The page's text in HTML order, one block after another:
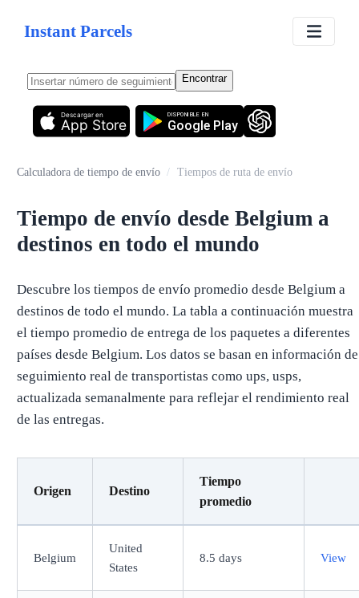
Instant Parcels
Encontrar
App Store
Descargar en
Google Play
DISPONIBLE EN
Calculadora de tiempo de envío / Tiempos de ruta de envío
Tiempo de envío desde Belgium a
destinos en todo el mundo
Descubre los tiempos de envío promedio desde Belgium a
destinos de todo el mundo. La tabla a continuación muestra
el tiempo promedio de entrega de los paquetes a diferentes
países desde Belgium. Los datos se basan en información de
seguimiento real de transportistas como ups, usps,
actualizada semanalmente para reflejar el rendimiento real
de las entregas.
Origen Destino
Tiempo
promedio
Belgium
United
States
8.5 days View